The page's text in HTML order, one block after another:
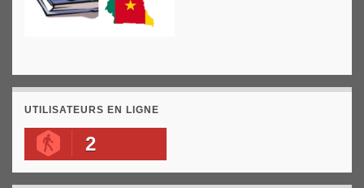
UTILISATEURS EN LIGNE
2